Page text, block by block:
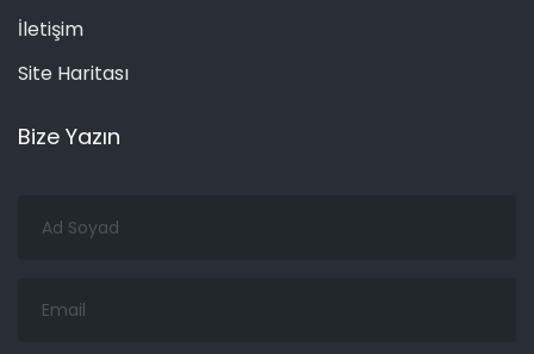
İletişim
Site Haritası
Bize Yazın
Soyad